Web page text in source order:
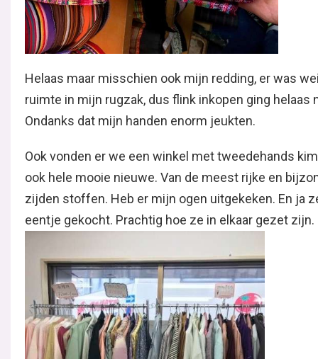
Helaas maar misschien ook mijn redding, er was
ruimte in mijn rugzak, dus flink inkopen ging helaas
Ondanks dat mijn handen enorm jeukten.
Ook vonden er we een winkel met tweedehands
ook hele mooie nieuwe. Van de meest rijke en
zijden stoffen. Heb er mijn ogen uitgekeken. En ja
eentje gekocht. Prachtig hoe ze in elkaar gezet zijn.